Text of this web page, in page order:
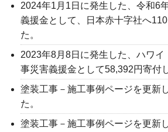
2024年1月1日に発生した、令和6
義援金として、日本赤十字社へ
た。
2023年8月8日に発生した、ハワイ
事災害義援金として58,392円寄付
塗装工事－施工事例ページを更新
た。
塗装工事－施工事例ページを更新